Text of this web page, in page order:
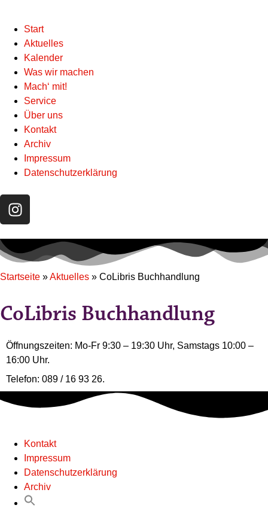
Start
Aktuelles
Kalender
Was wir machen
Mach‘ mit!
Service
Über uns
Kontakt
Archiv
Impressum
Datenschutzerklärung
Startseite »Aktuelles » CoLibris Buchhandlung
CoLibris Buchhandlung
Öffnungszeiten: Mo-Fr 9:30 – 19:30 Uhr, Samstags 10:00 –
16:00 Uhr.
Telefon: 089 / 16 93 26.
Kontakt
Impressum
Datenschutzerklärung
Archiv